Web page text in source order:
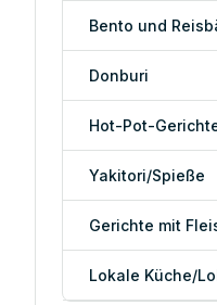
Bento und
Donburi
Hot-Pot-
Yakitori/Spieße
Gerichte mit
Lokale Küche/